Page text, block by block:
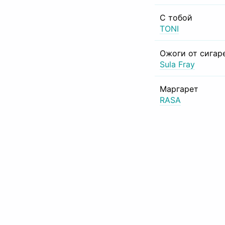
С тобой
TONI
Ожоги от
Sula Fray
Маргарет
RASA